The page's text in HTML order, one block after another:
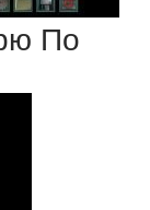
По